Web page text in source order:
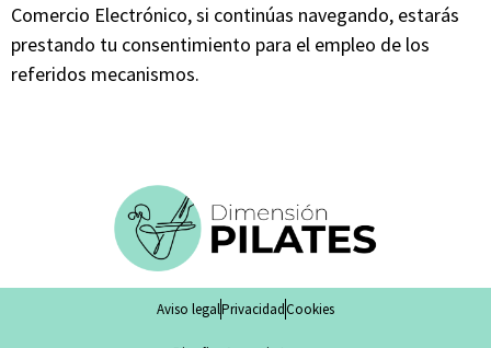
Comercio Electrónico, si continúas navegando, estarás
prestando tu consentimiento para el empleo de los
referidos mecanismos.
Aviso legalPrivacidadCookies